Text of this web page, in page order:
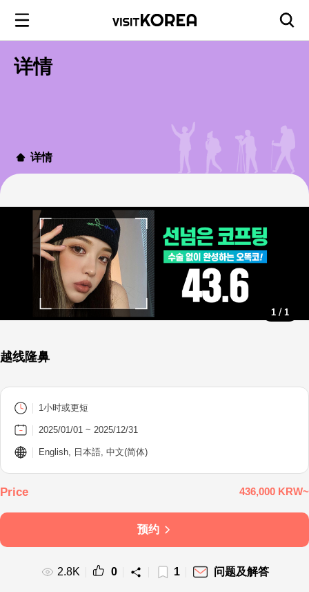
详情
详情
1 / 1
越线隆鼻
436,000 KRW~
1小时或更短
2025/01/01 ~ 2025/12/31
English, 日本語, 中文(简体)
预约
2.8K 0 1 问题及解答